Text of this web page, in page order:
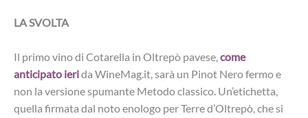
LA SVOLTA
Il primo vino di Cotarella in Oltrepò pavese,come
anticipato ierida WineMag.it, sarà un Pinot Nero fermo e
non la versione spumante Metodo classico. Un’etichetta,
quella firmata dal noto enologo per Terre d’Oltrepò, che si